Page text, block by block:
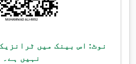
نوٹ: اس بینک میں
نہیں ہے۔